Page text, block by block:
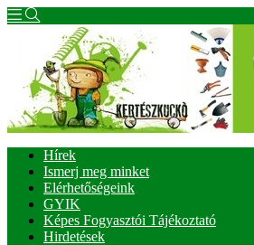
Hírek
Ismerj meg minket
Elérhetőségeink
GYIK
Képes Fogyasztói Tájékoztató
Hirdetések